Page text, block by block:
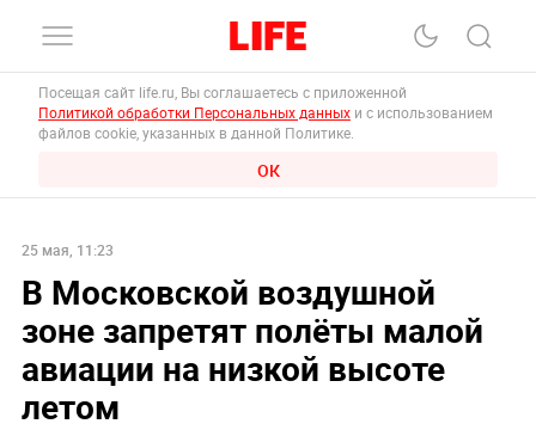
Посещая сайт life.ru, Вы соглашаетесь с приложенной
Политикой обработки Персональных данных и с использованием
файлов cookie, указанных в данной Политике.
ОК
25 мая, 11:23
В Московской воздушной
зоне запретят полёты малой
авиации на низкой высоте
летом